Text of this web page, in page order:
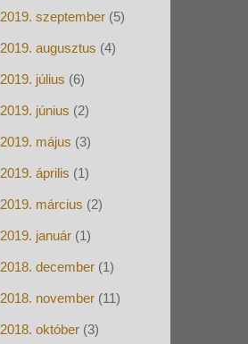
2019. szeptember (5)
2019. augusztus (4)
2019. július (6)
2019. június (2)
2019. május (3)
2019. április (1)
2019. március (2)
2019. január (1)
2018. december (1)
2018. november (11)
2018. október (3)